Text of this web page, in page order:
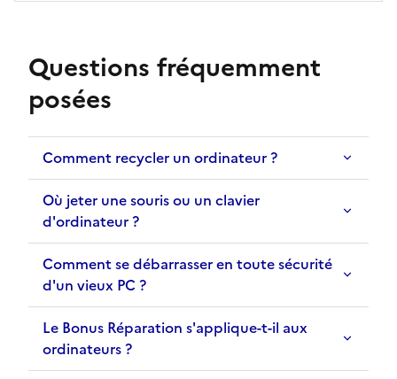
Questions fréquemment
posées
Comment recycler un ordinateur ?
Où jeter une souris ou un clavier
d'ordinateur ?
Comment se débarrasser en toute sécurité
d'un vieux PC ?
Le Bonus Réparation s'applique-t-il aux
ordinateurs ?